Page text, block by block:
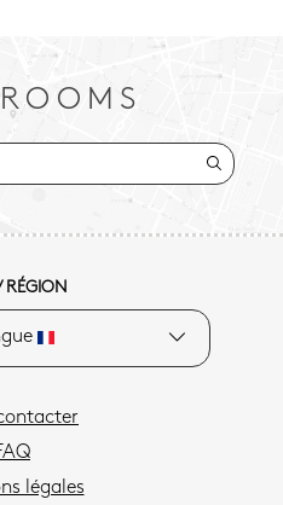
RÉGION
légales